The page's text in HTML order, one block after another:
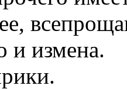
и измена.